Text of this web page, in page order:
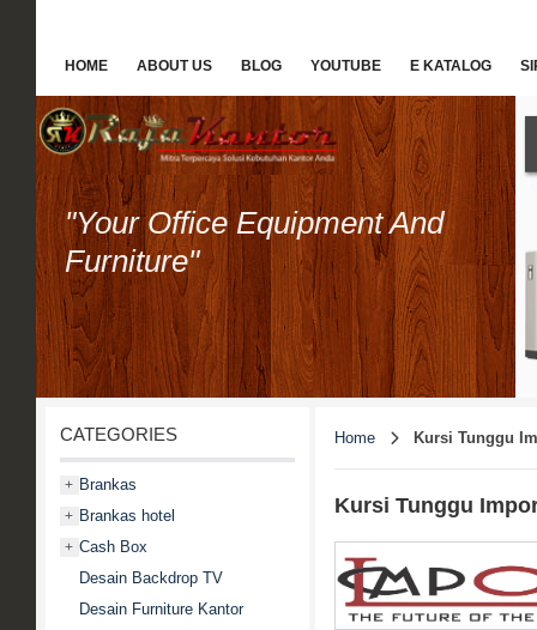
HOME ABOUT US BLOG YOUTUBE E KATALOG
"Your Office Equipment And
Furniture"
CATEGORIES
+ Brankas
+ Brankas hotel
+ Cash Box
Desain Backdrop TV
Desain Furniture Kantor
Home Kursi Tunggu
Kursi Tunggu